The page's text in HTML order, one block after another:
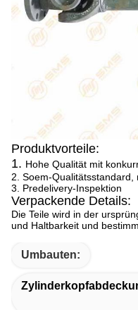
Produktvorteile:
1. Hohe Qualität mit
2. Soem-Qualitätsstandard,
3. Predelivery-Inspektion
Verpackende Details:
Die Teile wird in der
und Haltbarkeit und
Umbauten: